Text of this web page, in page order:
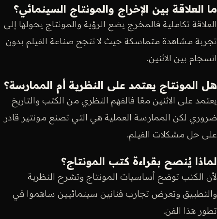
ما العلاقة بين الإخراج والمونتاج السينمائي؟
العلاقة تكاملية فالمخرج يضع الرؤية والمونتاج يحولها إلى
تجربة مشاهدة متماسكة حيث لا تنجح صناعة الفيلم بدون
انسجام بين الاثنين.
هل المونتاج يعتمد على النظرية أم الممارسة؟
يعتمد على الاثنين معًا فالفهم النظري من الكتب والتاريخ
ضروري لكن الممارسة العملية هي التي تصنع مونتير قادر
على حل مشكلات الفيلم.
لماذا يُنصح بقراءة كتب المونتاج؟
لأن الكتب توضح أساسيات المونتاج وتشرح النظرية
والتطبيق وتعرض تجارب فنانين سينمائيين ساهموا في
تطور هذا الفن.